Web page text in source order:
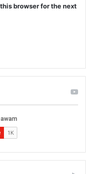
browser for the next